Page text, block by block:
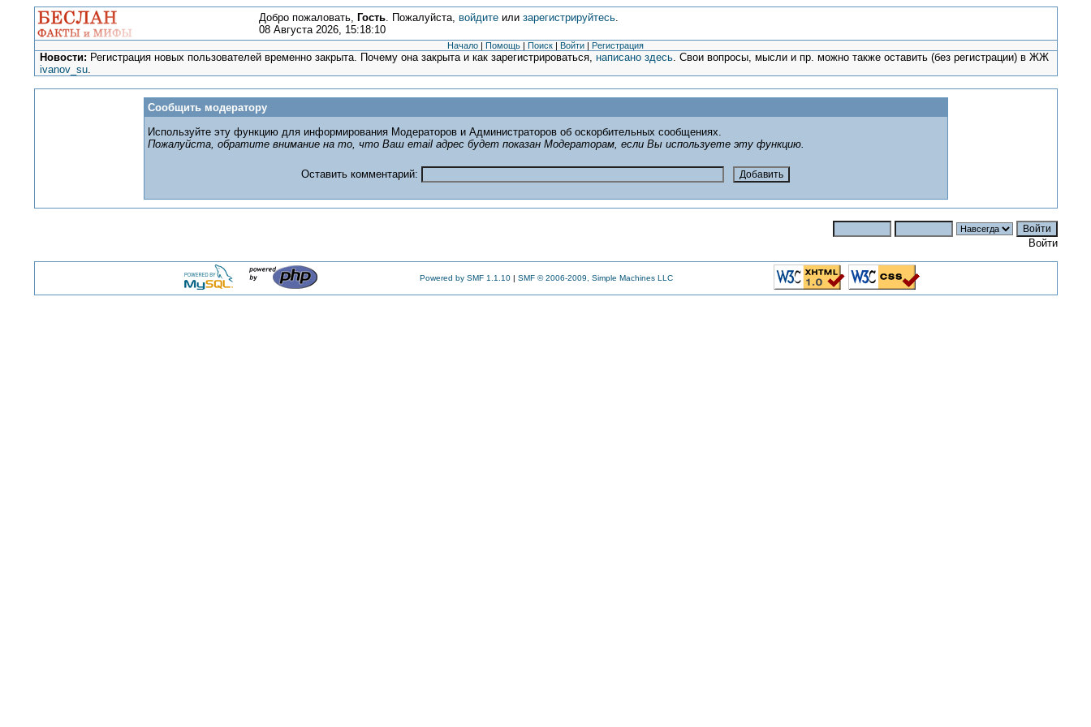
Добро пожаловать, Гость. Пожалуйста, войдитеили зарегистрируйтесь.
08 Августа 2026, 15:18:10
Начало | Помощь | Поиск | Войти | Регистрация
Новости: Регистрация новых пользователей временно закрыта. Почему она закрыта и как зарегистрироваться,написано здесь. Свои вопросы, мысли и пр. можно также оставить (без регистрации) в ЖЖ
ivanov_su.
Сообщить модератору
Используйте эту функцию для информирования Модераторов и Администраторов об оскорбительных сообщениях.
Пожалуйста, обратите внимание на то, что Ваш email адрес будет показан Модераторам, если Вы используете эту функцию.
Оставить комментарий:
Войти
Powered by SMF 1.1.10| SMF © 2006-2009, Simple Machines LLC